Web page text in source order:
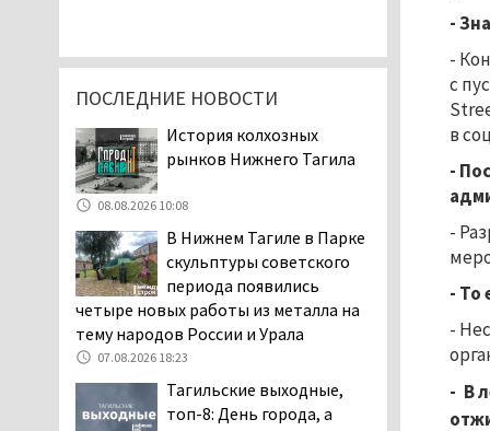
-
-
с
в
-
-
- То
-
- В
ПОСЛЕДНИЕ НОВОСТИ
История колхозных
рынков Нижнего Тагила
08.08.2026 10:08
В Нижнем Тагиле в Парке
скульптуры советского
периода появились
четыре новых работы из металла на
тему народов России и Урала
07.08.2026 18:23
Тагильские выходные,
топ-8: День города, а